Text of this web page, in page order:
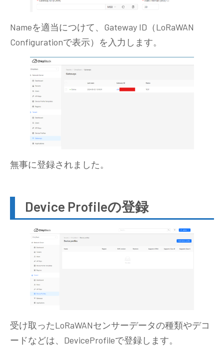
Nameを適当につけて、Gateway ID（LoRaWAN
Configurationで表示）を入力します。
無事に登録されました。
Device Profileの登録
受け取ったLoRaWANセンサーデータの種類やデコ
ードなどは、DeviceProfileで登録します。